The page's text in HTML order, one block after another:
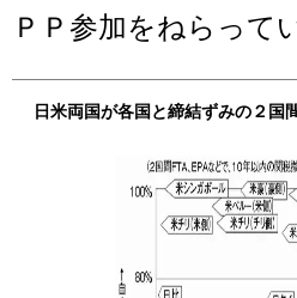
ＰＰ参加をねらって
日米両国が各国と締結ずみの２国